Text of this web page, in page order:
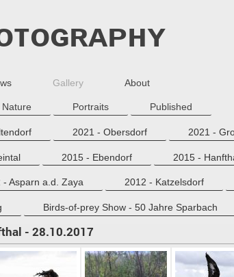
Gallery About
Portraits Published
2021 - Obersdorf 2021 -
2015 - Ebendorf 2015 -
- Asparn a.d. Zaya 2012 - Katzelsdorf
Birds-of-prey Show - 50 Jahre Sparbach
- 28.10.2017